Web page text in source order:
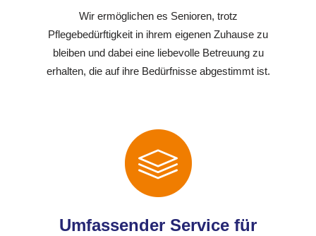
Wir ermöglichen es Senioren, trotz
Pflegebedürftigkeit in ihrem eigenen Zuhause zu
bleiben und dabei eine liebevolle Betreuung zu
erhalten, die auf ihre Bedürfnisse abgestimmt ist.
Umfassender Service für